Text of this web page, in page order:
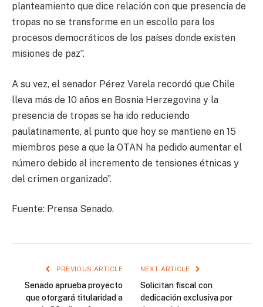
planteamiento que dice relación con que presencia de
tropas no se transforme en un escollo para los
procesos democráticos de los países donde existen
misiones de paz”.
A su vez, el senador Pérez Varela recordó que Chile
lleva más de 10 años en Bosnia Herzegovina y la
presencia de tropas se ha ido reduciendo
paulatinamente, al punto que hoy se mantiene en 15
miembros pese a que la OTAN ha pedido aumentar el
número debido al incremento de tensiones étnicas y
del crimen organizado”.
Fuente: Prensa Senado.
PREVIOUS ARTICLE
Senado aprueba proyecto
que otorgará titularidad a
NEXT ARTICLE
Solicitan fiscal con
dedicación exclusiva por